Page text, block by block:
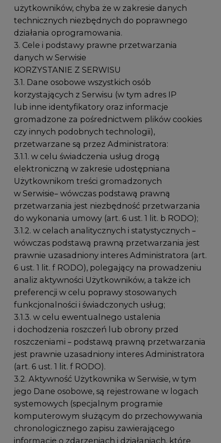
użytkowników, chyba że w zakresie danych
technicznych niezbędnych do poprawnego
działania oprogramowania.
3. Cele i podstawy prawne przetwarzania
danych w Serwisie
KORZYSTANIE Z SERWISU
3.1. Dane osobowe wszystkich osób
korzystających z Serwisu (w tym adres IP
lub inne identyfikatory oraz informacje
gromadzone za pośrednictwem plików cookies
czy innych podobnych technologii),
przetwarzane są przez Administratora:
3.1.1. w celu świadczenia usług drogą
elektroniczną w zakresie udostępniana
Użytkownikom treści gromadzonych
w Serwisie– wówczas podstawą prawną
przetwarzania jest niezbędność przetwarzania
do wykonania umowy (art. 6 ust. 1 lit. b RODO);
3.1.2. w celach analitycznych i statystycznych –
wówczas podstawą prawną przetwarzania jest
prawnie uzasadniony interes Administratora (art.
6 ust. 1 lit. f RODO), polegający na prowadzeniu
analiz aktywności Użytkowników, a także ich
preferencji w celu poprawy stosowanych
funkcjonalności i świadczonych usług;
3.1.3. w celu ewentualnego ustalenia
i dochodzenia roszczeń lub obrony przed
roszczeniami – podstawą prawną przetwarzania
jest prawnie uzasadniony interes Administratora
(art. 6 ust. 1 lit. f RODO).
3.2. Aktywność Użytkownika w Serwisie, w tym
jego Dane osobowe, są rejestrowane w logach
systemowych (specjalnym programie
komputerowym służącym do przechowywania
chronologicznego zapisu zawierającego
informację o zdarzeniach i działaniach, które